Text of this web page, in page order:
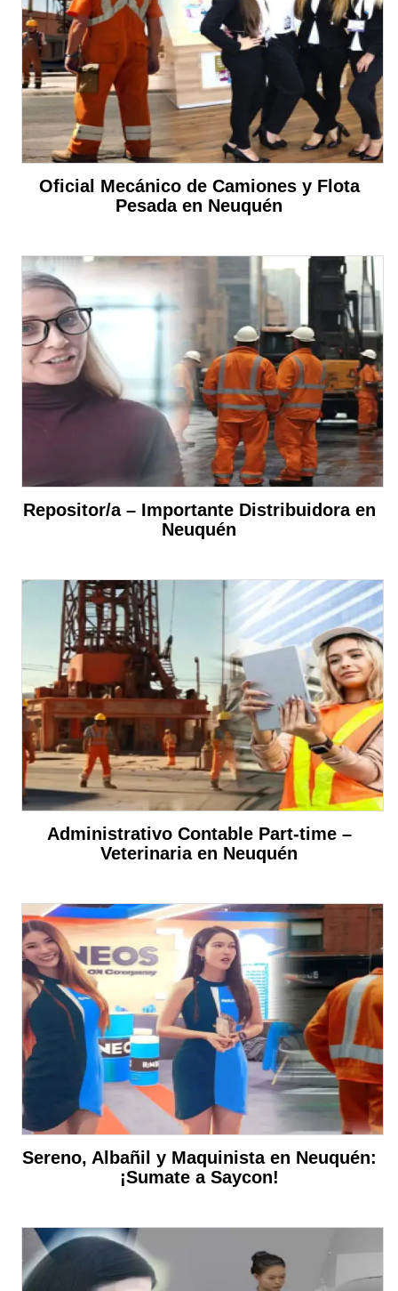
Oficial Mecánico de Camiones y Flota
Pesada en Neuquén
Repositor/a – Importante Distribuidora en
Neuquén
Administrativo Contable Part-time –
Veterinaria en Neuquén
Sereno, Albañil y Maquinista en Neuquén:
¡Sumate a Saycon!